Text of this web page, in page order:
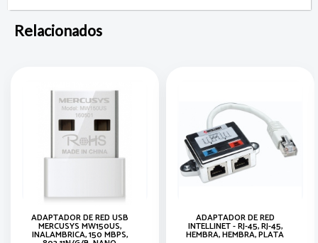
Relacionados
ADAPTADOR DE RED USB
MERCUSYS MW150US,
INALAMBRICA, 150 MBPS,
ADAPTADOR DE RED
INTELLINET - RJ-45, RJ-45,
HEMBRA, HEMBRA, PLATA